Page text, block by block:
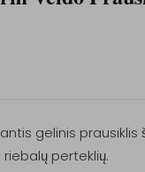
gelinis
perteklių.